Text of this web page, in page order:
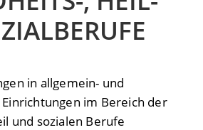
in allgemein- und
im Bereich der
und sozialen Berufe